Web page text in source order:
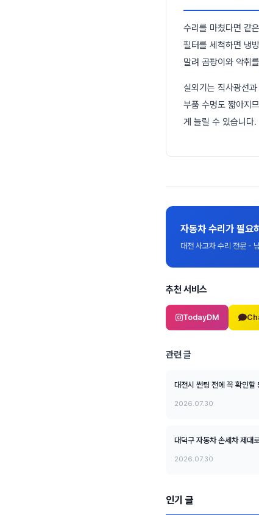
수리를 마쳤다면 같
필터를 세척하면 냉
말려 곰팡이와 악취
실외기는 직사광선
부품 수명도 짧아지
게 늘릴 수 있습니다.
자동차 수리가 필요
대전 사고차 수리 전문 -
추천 서비스
TodayDM
관련 글
대전시 썬팅 전에 꼭 확인할
2026.07.30
대덕구 자동차 손세차 제대
2026.07.30
인기 글